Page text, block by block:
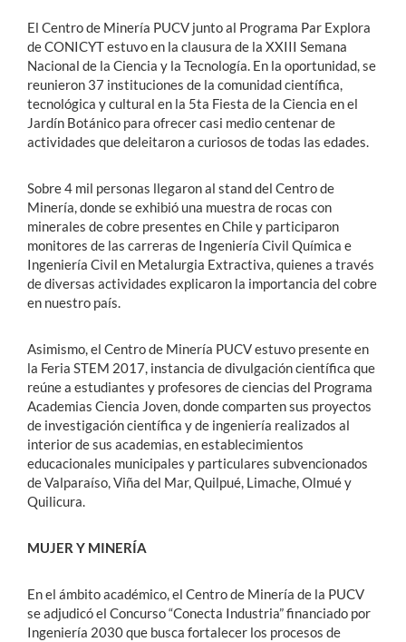
El Centro de Minería PUCV junto al Programa Par Explora
de CONICYT estuvo en la clausura de la XXIII Semana
Nacional de la Ciencia y la Tecnología. En la oportunidad, se
reunieron 37 instituciones de la comunidad científica,
tecnológica y cultural en la 5ta Fiesta de la Ciencia en el
Jardín Botánico para ofrecer casi medio centenar de
actividades que deleitaron a curiosos de todas las edades.
Sobre 4 mil personas llegaron al stand del Centro de
Minería, donde se exhibió una muestra de rocas con
minerales de cobre presentes en Chile y participaron
monitores de las carreras de Ingeniería Civil Química e
Ingeniería Civil en Metalurgia Extractiva, quienes a través
de diversas actividades explicaron la importancia del cobre
en nuestro país.
Asimismo, el Centro de Minería PUCV estuvo presente en
la Feria STEM 2017, instancia de divulgación científica que
reúne a estudiantes y profesores de ciencias del Programa
Academias Ciencia Joven, donde comparten sus proyectos
de investigación científica y de ingeniería realizados al
interior de sus academias, en establecimientos
educacionales municipales y particulares subvencionados
de Valparaíso, Viña del Mar, Quilpué, Limache, Olmué y
Quilicura.
MUJER Y MINERÍA
En el ámbito académico, el Centro de Minería de la PUCV
se adjudicó el Concurso “Conecta Industria” financiado por
Ingeniería 2030 que busca fortalecer los procesos de